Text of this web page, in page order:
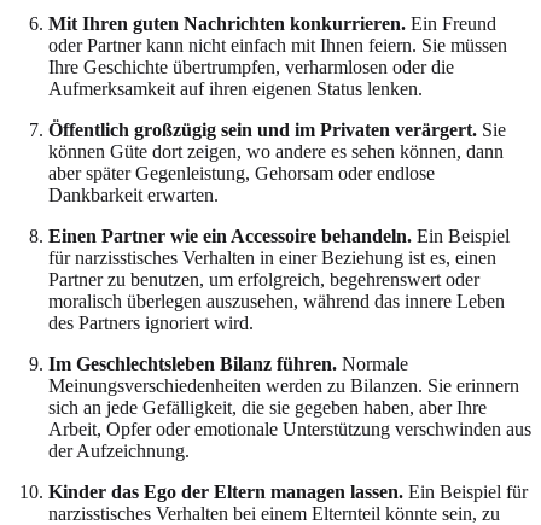
Mit Ihren guten Nachrichten konkurrieren. Ein Freund
oder Partner kann nicht einfach mit Ihnen feiern. Sie müssen
Ihre Geschichte übertrumpfen, verharmlosen oder die
Aufmerksamkeit auf ihren eigenen Status lenken.
Öffentlich großzügig sein und im Privaten verärgert. Sie
können Güte dort zeigen, wo andere es sehen können, dann
aber später Gegenleistung, Gehorsam oder endlose
Dankbarkeit erwarten.
Einen Partner wie ein Accessoire behandeln. Ein Beispiel
für narzisstisches Verhalten in einer Beziehung ist es, einen
Partner zu benutzen, um erfolgreich, begehrenswert oder
moralisch überlegen auszusehen, während das innere Leben
des Partners ignoriert wird.
Im Geschlechtsleben Bilanz führen. Normale
Meinungsverschiedenheiten werden zu Bilanzen. Sie erinnern
sich an jede Gefälligkeit, die sie gegeben haben, aber Ihre
Arbeit, Opfer oder emotionale Unterstützung verschwinden aus
der Aufzeichnung.
Kinder das Ego der Eltern managen lassen. Ein Beispiel für
narzisstisches Verhalten bei einem Elternteil könnte sein, zu